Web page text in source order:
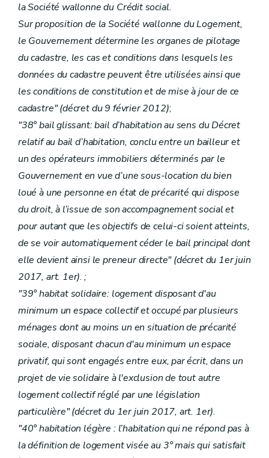
la Société wallonne du Crédit social.
Sur proposition de la Société wallonne du Logement,
le Gouvernement détermine les organes de pilotage
du cadastre, les cas et conditions dans lesquels les
données du cadastre peuvent être utilisées ainsi que
les conditions de constitution et de mise à jour de ce
cadastre"(décret du 9 février 2012);
"38° bail glissant: bail d’habitation au sens du Décret
relatif au bail d’habitation, conclu entre un bailleur et
un des opérateurs immobiliers déterminés par le
Gouvernement en vue d’une sous-location du bien
loué à une personne en état de précarité qui dispose
du droit, à l’issue de son accompagnement social et
pour autant que les objectifs de celui-ci soient atteints,
de se voir automatiquement céder le bail principal dont
elle devient ainsi le preneur directe" (décret du 1er juin
2017, art. 1er). ;
"39° habitat solidaire: logement disposant d'au
minimum un espace collectif et occupé par plusieurs
ménages dont au moins un en situation de précarité
sociale, disposant chacun d'au minimum un espace
privatif, qui sont engagés entre eux, par écrit, dans un
projet de vie solidaire à l'exclusion de tout autre
logement collectif réglé par une législation
particulière" (décret du 1er juin 2017, art. 1er).
"40° habitation légère : l’habitation qui ne répond pas à
la définition de logement visée au 3° mais qui satisfait